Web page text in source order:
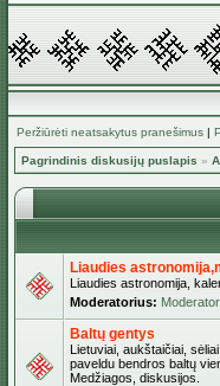
Peržiūrėti neatsakytus pranešimus |
Pagrindinis diskusijų puslapis »
Liaudies
Liaudies astronomija,
Moderatorius:
Baltų gentys
Lietuviai, aukštaičiai,
paveldu bendros baltų
Medžiagos, diskusijos.